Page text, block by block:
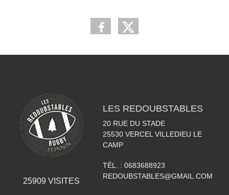
25909 VISITES
LES REDOUBSTABLES
20 RUE DU STADE
25530 VERCEL VILLEDIEU LE
CAMP
TÉL. : 0683688923
REDOUBSTABLES@GMAIL.COM